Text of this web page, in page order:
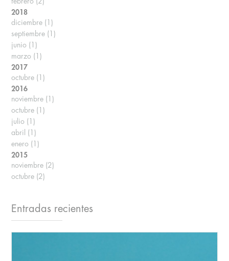
2018
diciembre (1)
septiembre (1)
junio (1)
marzo (1)
2017
octubre (1)
2016
noviembre (1)
octubre (1)
julio (1)
abril (1)
enero (1)
2015
noviembre (2)
octubre (2)
Entradas recientes